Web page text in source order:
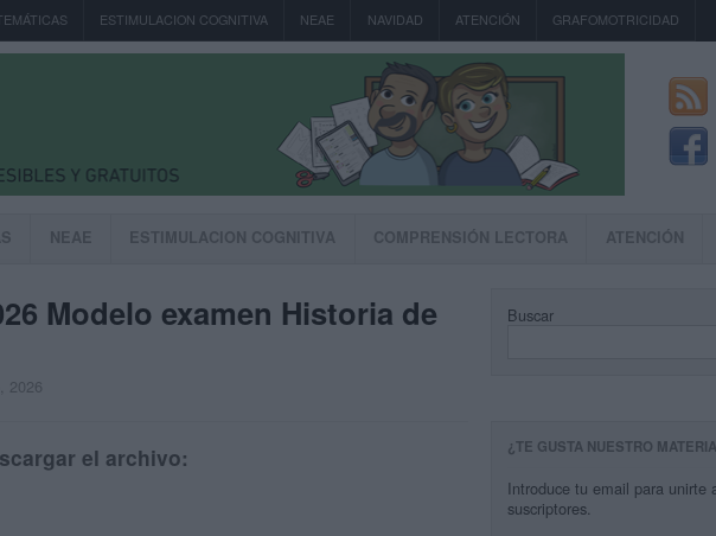
ESTIMULACION COGNITIVA NEAE NAVIDAD ATENCIÓN GRAFOMOTRICIDAD
NEAE ESTIMULACION COGNITIVA COMPRENSIÓN LECTORA ATENCIÓN
Modelo examen Historia de
2026
el archivo:
Buscar
¿TE GUSTA NUESTRO
Introduce tu email para unirte
suscriptores.